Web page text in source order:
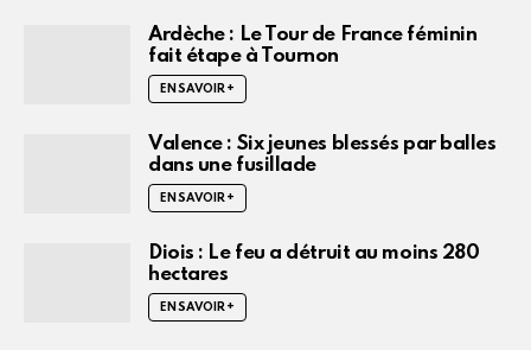
Ardèche : Le Tour de France féminin
fait étape à Tournon
EN SAVOIR +
Valence : Six jeunes blessés par balles
dans une fusillade
EN SAVOIR +
Diois : Le feu a détruit au moins 280
hectares
EN SAVOIR +